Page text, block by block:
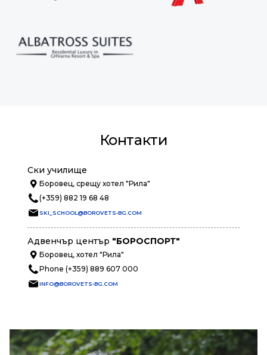
Контакти
Ски училище
Боровец, срещу хотел "Рила"
(+359) 882 19 68 48
SKI_SCHOOL@BOROVETS-BG.COM
Адвенчър център "БОРОСПОРТ"
Боровец, хотел "Рила"
Phone (+359) 889 607 000
INFO@BOROVETS-BG.COM